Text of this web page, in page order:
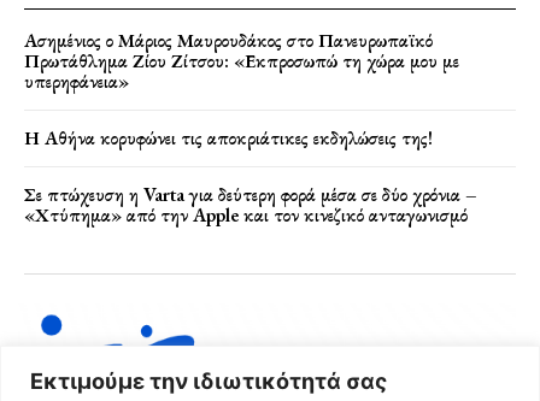
Εκτιμούμε την ιδιωτικότητά σας
Ασημένιος ο Μάριος Μαυρουδάκος στο Πανευρωπαϊκό
Πρωτάθλημα Ζίου Ζίτσου: «Εκπροσωπώ τη χώρα μου με
υπερηφάνεια»
Η Αθήνα κορυφώνει τις αποκριάτικες εκδηλώσεις της!
Σε πτώχευση η Varta για δεύτερη φορά μέσα σε δύο χρόνια –
«Χτύπημα» από την Apple και τον κινεζικό ανταγωνισμό